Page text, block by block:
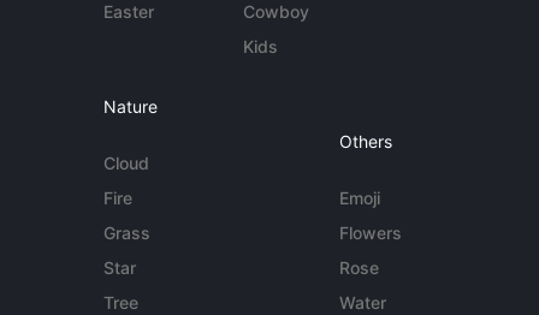
Easter
Cowboy
Kids
Nature
Cloud
Fire
Grass
Star
Tree
Others
Emoji
Flowers
Rose
Water